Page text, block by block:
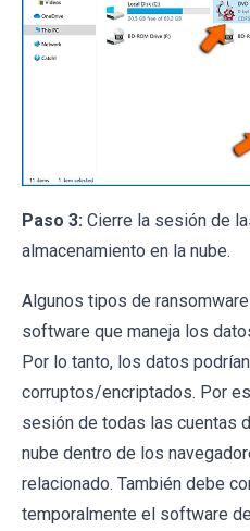
Paso 3: Cierre la sesión de
almacenamiento en la nube.
Algunos tipos de
software que maneja los
Por lo tanto, los datos
corruptos/encriptados. Por
sesión de todas las cuentas
nube dentro de los
relacionado. También debe
temporalmente el software